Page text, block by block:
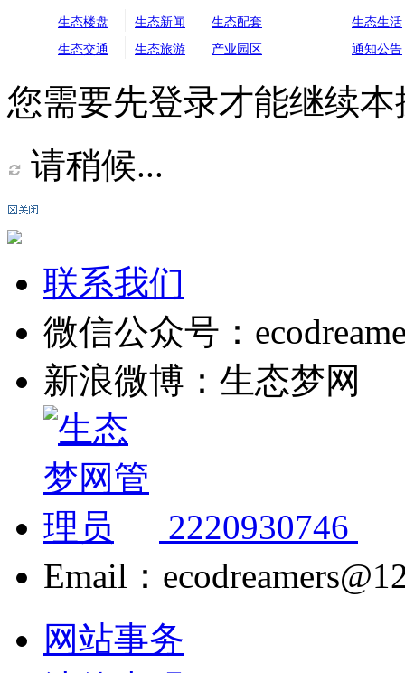
生态楼盘 生态新闻
生态配套
生态交通
生态旅游 产业园区
生态生活
通知公告
您需要先登录才能继续本
请稍候...
联系我们
微信公众号：
新浪微博：生态梦网
2220930746
Email：
网站事务